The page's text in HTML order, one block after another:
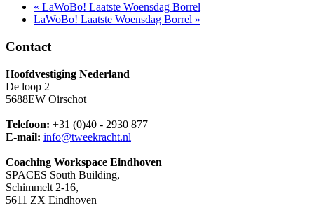
« LaWoBo! Laatste Woensdag Borrel
LaWoBo! Laatste Woensdag Borrel »
Contact
Hoofdvestiging Nederland
De loop 2
5688EW Oirschot
Telefoon: +31 (0)40 - 2930 877
E-mail: info@tweekracht.nl
Coaching Workspace Eindhoven
SPACES South Building,
Schimmelt 2-16,
5611 ZX Eindhoven